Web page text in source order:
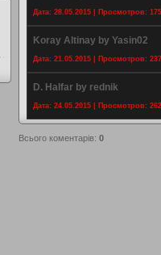
Дата: 28.05.2015 | Просмотров:
Koray Altinay by Yasin02
Дата: 21.05.2015 | Просмотров:
D. Halfar by rednik
Дата: 24.05.2015 | Просмотров:
Всього коментарів: 0